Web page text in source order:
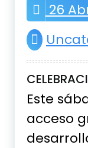
26
Este
acceso